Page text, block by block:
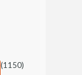
(1150)